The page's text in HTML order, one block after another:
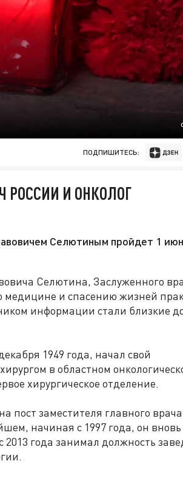
ПОДПИШИТЕСЬ:
РОССИИ И ОНКОЛОГ
Селютиным пройдет 1
Селютина, Заслуженного
и спасению жизней
информации стали близкие
1949 года, начал свой
в областном
хирургическое отделение.
пост заместителя главного врача
начиная с 1997 года, он вновь
2013 года занимал должность